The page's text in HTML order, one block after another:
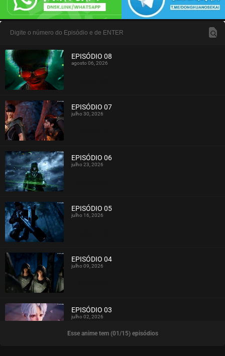
EPISÓDIO 08
agosto 06, 2026
EPISÓDIO 07
julho 30, 2026
EPISÓDIO 06
julho 23, 2026
EPISÓDIO 05
julho 16, 2026
EPISÓDIO 04
julho 09, 2026
ASSISTIDO
EPISÓDIO 03
julho 02, 2026
Esse anime tem (01/15) episódios